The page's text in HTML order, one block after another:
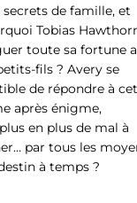
secrets de famille, et
Tobias
toute sa fortune
fils ? Avery se
de répondre à
après énigme,
en plus de mal à
par tous les
à temps ?